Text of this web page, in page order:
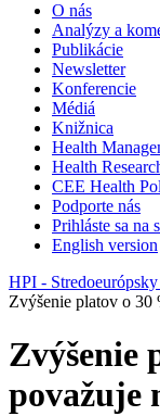
O nás
Analýzy a
Publikácie
Newsletter
Konferencie
Médiá
Knižnica
Health
Health
CEE Health
Podporte nás
Prihláste sa na
English version
HPI -
Zvýšenie platov o 30
Zvýšenie
považuje